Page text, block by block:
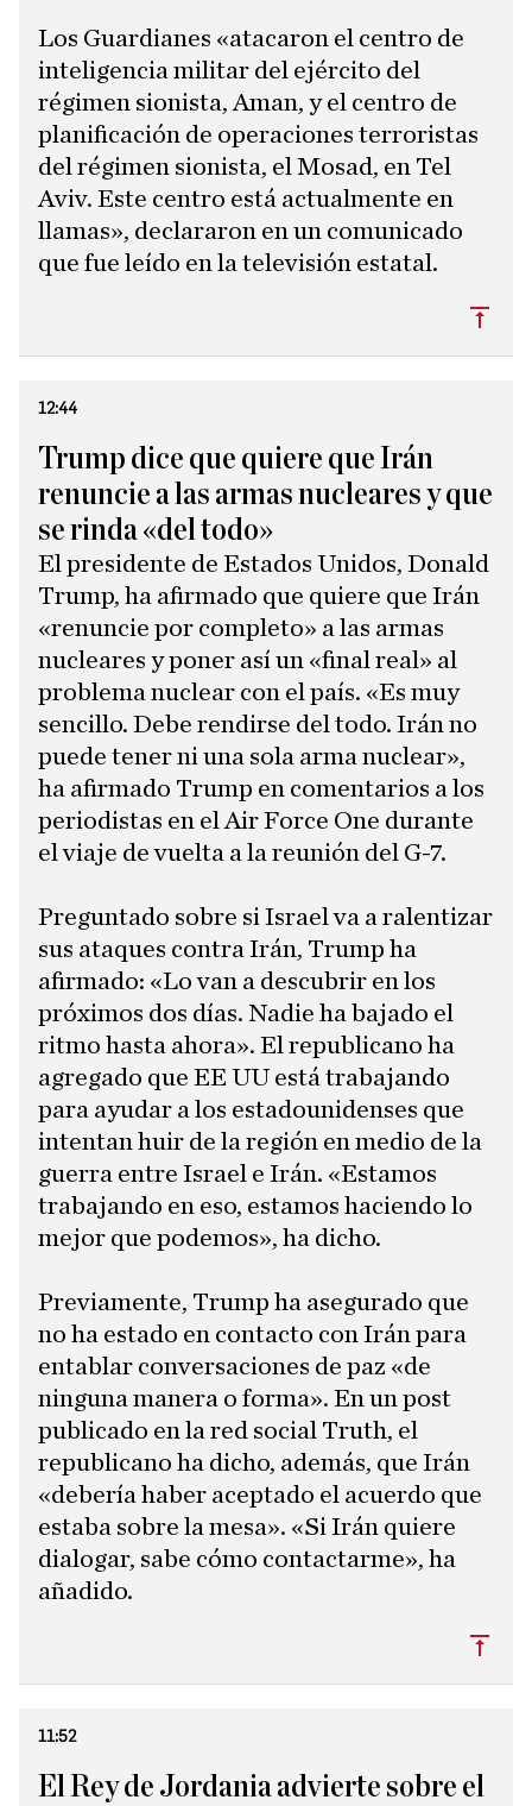
Los Guardianes «atacaron el centro de
inteligencia militar del ejército del
régimen sionista, Aman, y el centro de
planificación de operaciones terroristas
del régimen sionista, el Mosad, en Tel
Aviv. Este centro está actualmente en
llamas», declararon en un comunicado
que fue leído en la televisión estatal.
12:44
Trump dice que quiere que Irán
renuncie a las armas nucleares y que
se rinda «del todo»
El presidente de Estados Unidos, Donald
Trump, ha afirmado que quiere que Irán
«renuncie por completo» a las armas
nucleares y poner así un «final real» al
problema nuclear con el país. «Es muy
sencillo. Debe rendirse del todo. Irán no
puede tener ni una sola arma nuclear»,
ha afirmado Trump en comentarios a los
periodistas en el Air Force One durante
el viaje de vuelta a la reunión del G-7.
Preguntado sobre si Israel va a ralentizar
sus ataques contra Irán, Trump ha
afirmado: «Lo van a descubrir en los
próximos dos días. Nadie ha bajado el
ritmo hasta ahora». El republicano ha
agregado que EE UU está trabajando
para ayudar a los estadounidenses que
intentan huir de la región en medio de la
guerra entre Israel e Irán. «Estamos
trabajando en eso, estamos haciendo lo
mejor que podemos», ha dicho.
Previamente, Trump ha asegurado que
no ha estado en contacto con Irán para
entablar conversaciones de paz «de
ninguna manera o forma». En un post
publicado en la red social Truth, el
republicano ha dicho, además, que Irán
«debería haber aceptado el acuerdo que
estaba sobre la mesa». «Si Irán quiere
dialogar, sabe cómo contactarme», ha
añadido.
11:52
El Rey de Jordania advierte sobre el